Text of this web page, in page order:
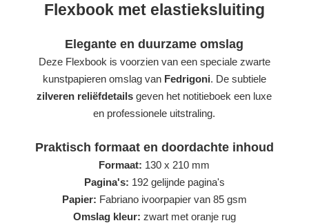
Flexbook met elastieksluiting
Elegante en duurzame omslag
Deze Flexbook is voorzien van een speciale zwarte
kunstpapieren omslag van Fedrigoni. De subtiele
zilveren reliëfdetails geven het notitieboek een luxe
en professionele uitstraling.
Praktisch formaat en doordachte inhoud
Formaat: 130 x 210 mm
Pagina's: 192 gelijnde pagina's
Papier: Fabriano ivoorpapier van 85 gsm
Omslag kleur: zwart met oranje rug